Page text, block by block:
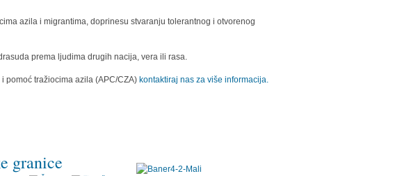
azila i migrantima, doprinesu stvaranju tolerantnog i otvorenog
prema ljudima drugih nacija, vera ili rasa.
pomoć tražiocima azila (APC/CZA) kontaktiraj nas za više informacija.
granice